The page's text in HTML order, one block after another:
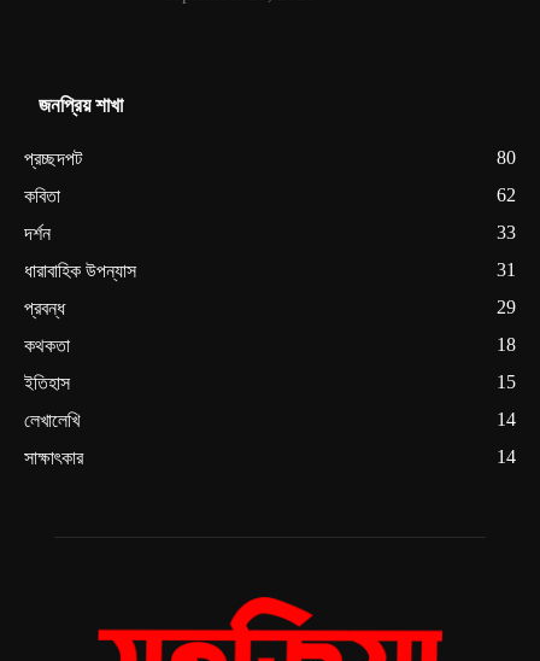
জনপ্রিয় শাখা
প্রচ্ছদপট
80
কবিতা
62
দর্শন
33
ধারাবাহিক উপন্যাস
31
প্রবন্ধ
29
কথকতা
18
ইতিহাস
15
লেখালেখি
14
সাক্ষাৎকার
14